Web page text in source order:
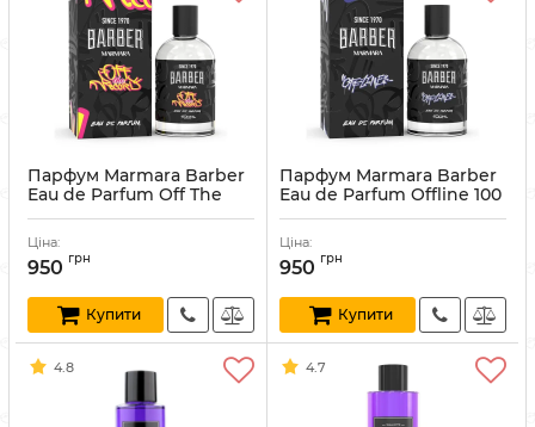
Парфум Marmara Barber
Eau de Parfum Off The
Артикул:
Ціна:
950 грн
Купити
Парфум Marmara Barber
Eau de Parfum Offline 100
Артикул:
Ціна:
950 грн
Купити
4.8 4.7